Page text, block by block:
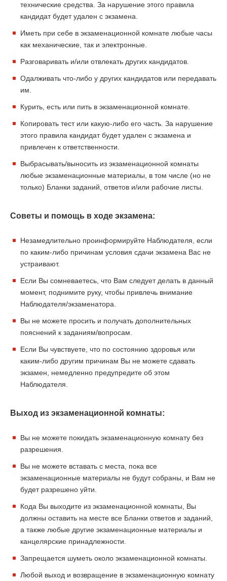
технические средства. За нарушение этого правила
кандидат будет удален с экзамена.
Иметь при себе в экзаменационной комнате любые часы
как механические, так и электронные.
Разговаривать и/или отвлекать других кандидатов.
Одалживать что-либо у других кандидатов или передавать
им.
Курить, есть или пить в экзаменационной комнате.
Копировать тест или какую-либо его часть. За нарушение
этого правила кандидат будет удален с экзамена и
привлечен к ответственности.
Выбрасывать/выносить из экзаменационной комнаты
любые экзаменационные материалы, в том числе (но не
только) Бланки заданий, ответов и/или рабочие листы.
Советы и помощь в ходе экзамена:
Незамедлительно проинформируйте Наблюдателя, если
по каким-либо причинам условия сдачи экзамена Вас не
устраивают.
Если Вы сомневаетесь, что Вам следует делать в данный
момент, поднимите руку, чтобы привлечь внимание
Наблюдателя/экзаменатора.
Вы не можете просить и получать дополнительных
пояснений к заданиям/вопросам.
Если Вы чувствуете, что по состоянию здоровья или
каким-либо другим причинам Вы не можете сдавать
экзамен, немедленно предупредите об этом
Наблюдателя.
Выход из экзаменационной комнаты:
Вы не можете покидать экзаменационную комнату без
разрешения.
Вы не можете вставать с места, пока все
экзаменационные материалы не будут собраны, и Вам не
будет разрешено уйти.
Кода Вы выходите из экзаменационной комнаты, Вы
должны оставить на месте все Бланки ответов и заданий,
а также любые другие экзаменационные материалы и
канцелярские принадлежности.
Запрещается шуметь около экзаменационной комнаты.
Любой выход и возвращение в экзаменационную комнату